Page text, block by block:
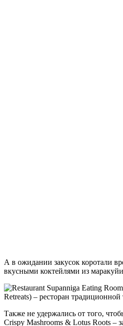
А в ожидании закусок коротали
вкусными коктейлями из
Также не удержались от того,
Crispy Mashrooms & Lotus Roots –